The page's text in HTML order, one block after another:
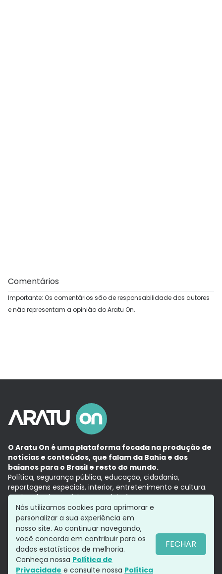
Comentários
Importante: Os comentários são de responsabilidade dos autores
e não representam a opinião do Aratu On.
O Aratu On é uma plataforma focada na produção de
notícias e conteúdos, que falam da Bahia e dos
baianos para o Brasil e resto do mundo.
Política, segurança pública, educação, cidadania,
reportagens especiais, interior, entretenimento e cultura.
Aqui, tudo vira notícia e a notícia é no tempo presente,
com a credibilidade do Grupo Aratu.
Grupo Aratu
Política de privacidade
Siga-nos
Nós utilizamos cookies para aprimorar e
personalizar a sua experiência em
nosso site. Ao continuar navegando,
você concorda em contribuir para os
dados estatísticos de melhoria.
Conheça nossa Política de
Privacidade e consulte nossa Política
FECHAR